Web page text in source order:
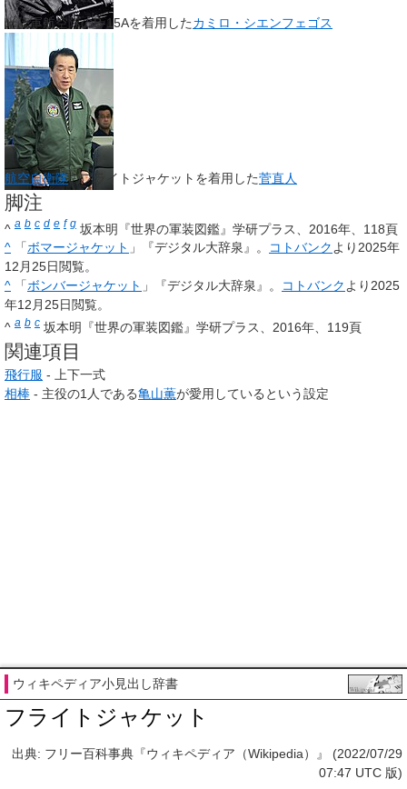
米陸軍航空隊のB-15Aを着用したカミロ・シエンフェゴス
航空自衛隊のフライトジャケットを着用した菅直人
脚注
^ a b c d e f g 坂本明『世界の軍装図鑑』学研プラス、2016年、118頁
^
「ボマージャケット 」『デジタル大辞泉』 。 コトバンクより2025年
12月25日閲覧。
^
「ボンバージャケット 」『デジタル大辞泉』 。 コトバンクより2025
年12月25日閲覧。
^ a b c 坂本明『世界の軍装図鑑』学研プラス、2016年、119頁
関連項目
飛行服 - 上下一式
相棒 - 主役の1人である亀山薫が愛用しているという設定
ウィキペディア小見出し辞書
フライトジャケット
出典: フリー百科事典『ウィキペディア（Wikipedia）』 (2022/07/29
07:47 UTC 版)